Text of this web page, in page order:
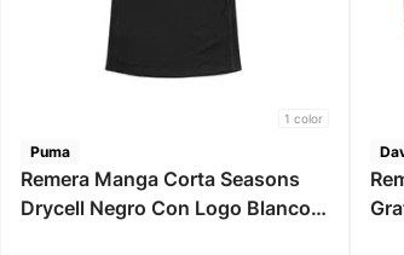
1 color
Puma
Remera Manga Corta Seasons
Drycell Negro Con Logo Blanco